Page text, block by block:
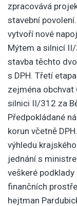
zpracovává
stavební
vytvoří nové
Mýtem a silnicí
stavba těchto
s DPH. Třetí
zejména obchvat
silnici II/312 za
Předpokládané
korun včetně
výhledu
jednání s
veškeré
finančních
hejtman